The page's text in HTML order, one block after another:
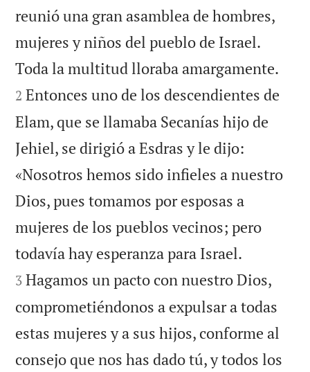
reunió una gran asamblea de hombres,
mujeres y niños del pueblo de Israel.
Toda la multitud lloraba amargamente.
2 Entonces uno de los descendientes de
Elam, que se llamaba Secanías hijo de
Jehiel, se dirigió a Esdras y le dijo:
«Nosotros hemos sido infieles a nuestro
Dios, pues tomamos por esposas a
mujeres de los pueblos vecinos; pero
todavía hay esperanza para Israel.
3 Hagamos un pacto con nuestro Dios,
comprometiéndonos a expulsar a todas
estas mujeres y a sus hijos, conforme al
consejo que nos has dado tú, y todos los